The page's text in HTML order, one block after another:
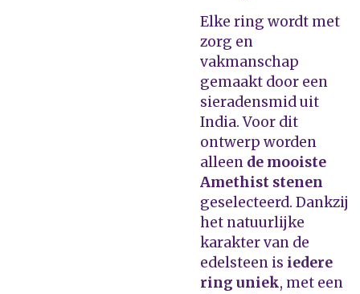
Elke ring wordt met
zorg en
vakmanschap
gemaakt door een
sieradensmid uit
India. Voor dit
ontwerp worden
alleen de mooiste
Amethist stenen
geselecteerd. Dankzij
het natuurlijke
karakter van de
edelsteen is iedere
ring uniek, met een